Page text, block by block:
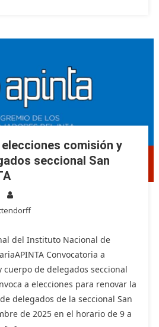
comisión y
seccional San
del Instituto Nacional de
Convocatoria a
cuerpo de delegados seccional
a elecciones para renovar la
delegados de la seccional San
de 2025 en el horario de 9 a